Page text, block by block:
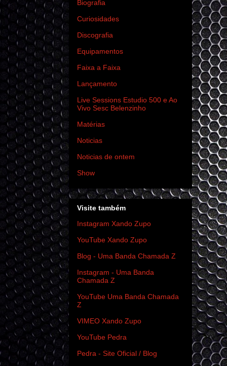
Biografia
Curiosidades
Discografia
Equipamentos
Faixa a Faixa
Lançamento
Live Sessions Estudio 500 e Ao
Vivo Sesc Belenzinho
Matérias
Noticias
Noticias de ontem
Show
Visite também
Instagram Xando Zupo
YouTube Xando Zupo
Blog - Uma Banda Chamada Z
Instagram - Uma Banda
Chamada Z
YouTube Uma Banda Chamada
Z
VIMEO Xando Zupo
YouTube Pedra
Pedra - Site Oficial / Blog